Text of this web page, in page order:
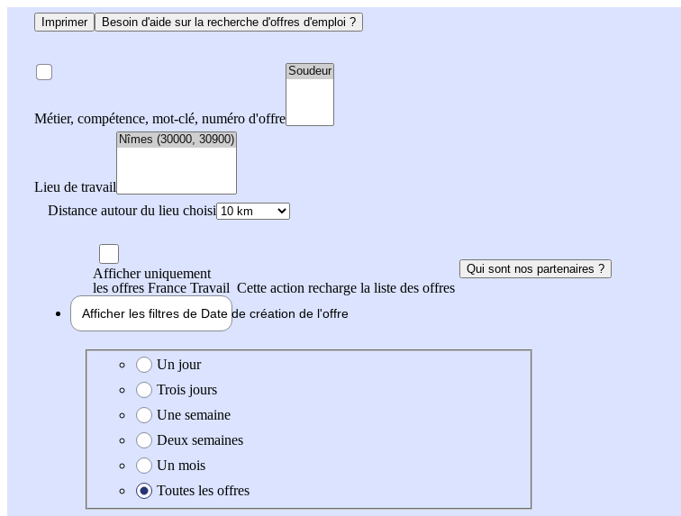
Imprimer Besoin d'aide sur la recherche d'offres d'emploi ?
Métier, compétence, mot-clé, numéro d'offre
Lieu de travail
Distance autour du lieu choisi
Afficher uniquement
les offres France Travail Cette action recharge la liste des offres
Qui sont nos partenaires ?
Afficher les filtres de Date de création de l'offre
Date de création de l'offre
Un jour
Trois jours
Une semaine
Deux semaines
Un mois
Toutes les offres